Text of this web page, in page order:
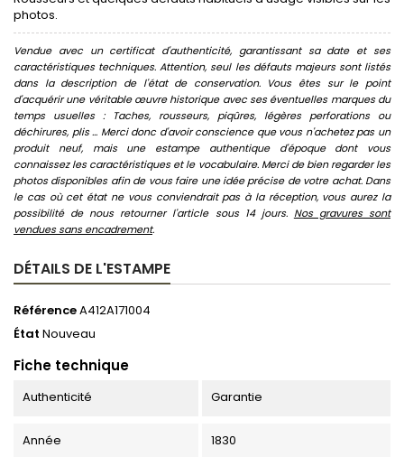
photos.
Vendue avec un certificat d'authenticité, garantissant sa date et ses
caractéristiques techniques. Attention, seul les défauts majeurs sont listés
dans la description de l'état de conservation. Vous êtes sur le point
d'acquérir une véritable œuvre historique avec ses éventuelles marques du
temps usuelles : Taches, rousseurs, piqûres, légères perforations ou
déchirures, plis ... Merci donc d'avoir conscience que vous n'achetez pas un
produit neuf, mais une estampe authentique d'époque dont vous
connaissez les caractéristiques et le vocabulaire. Merci de bien regarder les
photos disponibles afin de vous faire une idée précise de votre achat. Dans
le cas où cet état ne vous conviendrait pas à la réception, vous aurez la
possibilité de nous retourner l'article sous 14 jours. Nos gravures sont
vendues sans encadrement.
DÉTAILS DE L'ESTAMPE
RéférenceA412A171004
État Nouveau
Fiche technique
Authenticité Garantie
Année 1830